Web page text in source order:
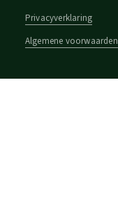
Privacyverklaring
Algemene voorwaarden